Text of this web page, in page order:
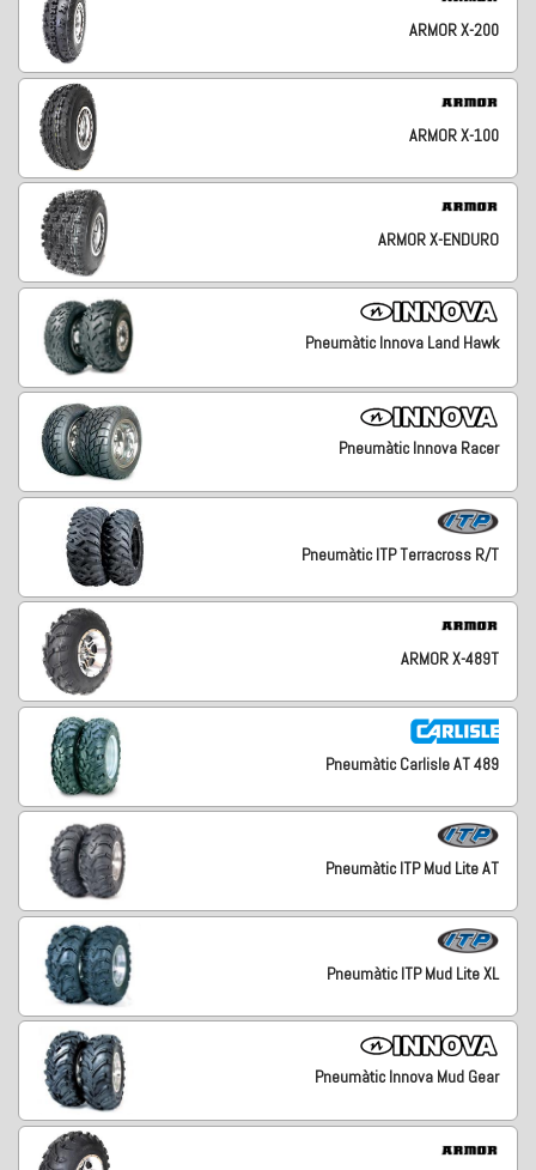
ARMOR X-200
ARMOR X-100
ARMOR X-ENDURO
Pneumàtic Innova Land Hawk
Pneumàtic Innova Racer
Pneumàtic ITP Terracross R/T
ARMOR X-489T
Pneumàtic Carlisle AT 489
Pneumàtic ITP Mud Lite AT
Pneumàtic ITP Mud Lite XL
Pneumàtic Innova Mud Gear